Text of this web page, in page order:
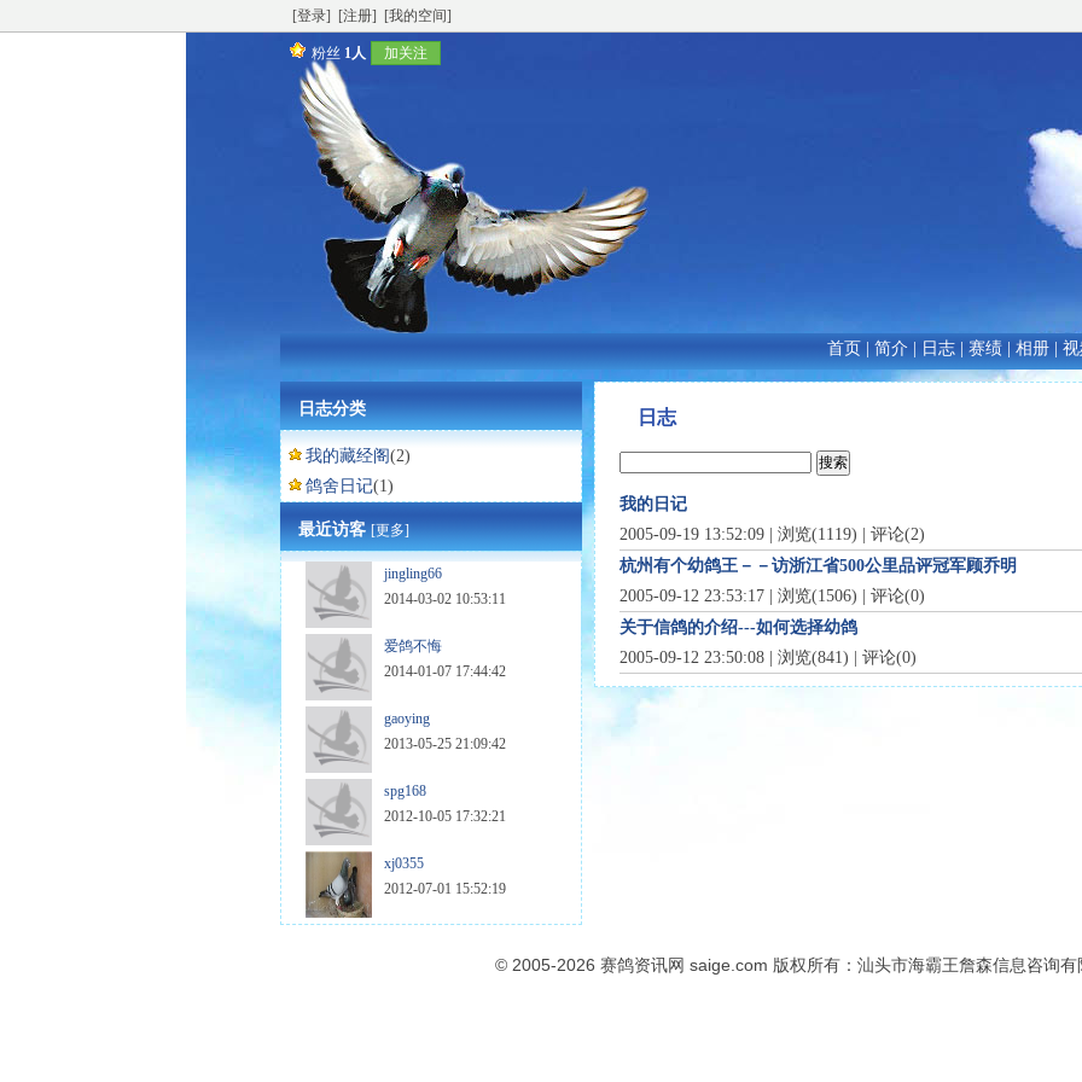
[登录] [注册] [我的空间]
粉丝 1人 加关注
首页 简介 日志 赛绩 相册
日志分类
我的藏经阁(2)
鸽舍日记(1)
最近访客[更多]
jingling66
2014-03-02 10:53:11
爱鸽不悔
2014-01-07 17:44:42
gaoying
2013-05-25 21:09:42
spg168
2012-10-05 17:32:21
xj0355
2012-07-01 15:52:19
日志
我的日记
2005-09-19 13:52:09 | 浏览(1119) | 评论(2)
杭州有个幼鸽王－－访浙江省500公里品评冠军顾乔明
2005-09-12 23:53:17 | 浏览(1506) | 评论(0)
关于信鸽的介绍---如何选择幼鸽
2005-09-12 23:50:08 | 浏览(841) | 评论(0)
© 2005-2026 赛鸽资讯网 saige.com 版权所有：汕头市海霸王詹森信息咨询有